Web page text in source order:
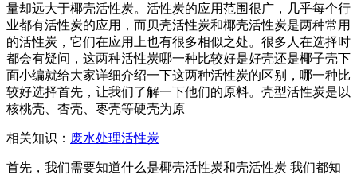
量却远大于椰壳活性炭。活性炭的应用范围很广，几乎每个行
业都有活性炭的应用，而贝壳活性炭和椰壳活性炭是两种常用
的活性炭，它们在应用上也有很多相似之处。很多人在选择时
都会有疑问，这两种活性炭哪一种比较好是好壳还是椰子壳下
面小编就给大家详细介绍一下这两种活性炭的区别，哪一种比
较好选择首先，让我们了解一下他们的原料。壳型活性炭是以
核桃壳、杏壳、枣壳等硬壳为原
相关知识： 废水处理活性炭
首先，我们需要知道什么是椰壳活性炭和壳活性炭 我们都知